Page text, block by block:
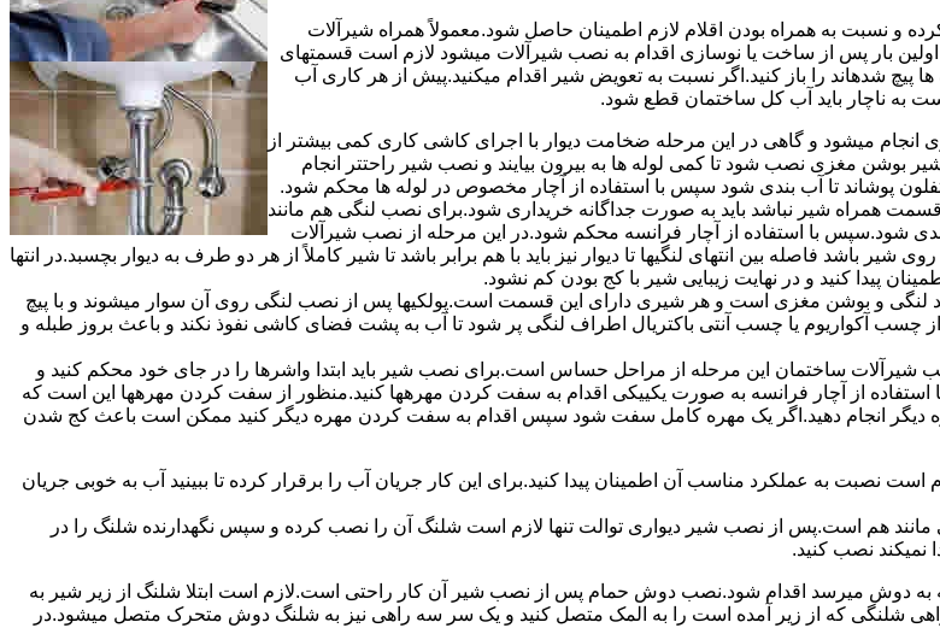
و نسبت به همراه بودن اقلام لازم اطمینان حاصل شود.معمولاً همراه شیرآلات
بار پس از ساخت یا نوسازی اقدام به نصب شیرآلات میشود لازم است قسمتهای
شدهاند را باز کنید.اگر نسبت به تعویض شیر اقدام میکنید.پیش از هر کاری آب
به ناچار باید آب کل ساختمان قطع شود.
میشود و گاهی در این مرحله ضخامت دیوار با اجرای کاشی کاری کمی بیشتر از
بوشن مغزی نصب شود تا کمی لوله ها به بیرون بیایند و نصب شیر راحتتر انجام
پوشاند تا آب بندی شود سپس با استفاده از آچار مخصوص در لوله ها محکم شود.
همراه شیر نباشد باید به صورت جداگانه خریداری شود.برای نصب لنگی هم مانند
شود.سپس با استفاده از آچار فرانسه محکم شود.در این مرحله از نصب شیرآلات
باشد فاصله بین انتهای لنگیها تا دیوار نیز باید با هم برابر باشد تا شیر کاملاً از هر دو طرف به دیوار بچسبد.در انتها
پیدا کنید و در نهایت زیبایی شیر با کج بودن کم نشود.
و بوشن مغزی است و هر شیری دارای این قسمت است.پولکیها پس از نصب لنگی روی آن سوار میشوند و با پیچ
از چسب آکواریوم یا چسب آنتی باکتریال اطراف لنگی پر شود تا آب به پشت فضای کاشی نفوذ نکند و باعث بروز طبله و
ساختمان این مرحله از مراحل حساس است.برای نصب شیر باید ابتدا واشرها را در جای خود محکم کنید و
استفاده از آچار فرانسه به صورت یکییکی اقدام به سفت کردن مهرهها کنید.منظور از سفت کردن مهرهها این است که
دیگر انجام دهید.اگر یک مهره کامل سفت شود سپس اقدام به سفت کردن مهره دیگر کنید ممکن است باعث کج شدن
به عملکرد مناسب آن اطمینان پیدا کنید.برای این کار جریان آب را برقرار کرده تا ببینید آب به خوبی جریان
هم است.پس از نصب شیر دیواری توالت تنها لازم است شلنگ آن را نصب کرده و سپس نگهدارنده شلنگ را در
نمیکند نصب کنید.
دوش میرسد اقدام شود.نصب دوش حمام پس از نصب شیر آن کار راحتی است.لازم است ابتلا شلنگ از زیر شیر به
شلنگی که از زیر آمده است را به المک متصل کنید و یک سر سه راهی نیز به شلنگ دوش متحرک متصل میشود.در